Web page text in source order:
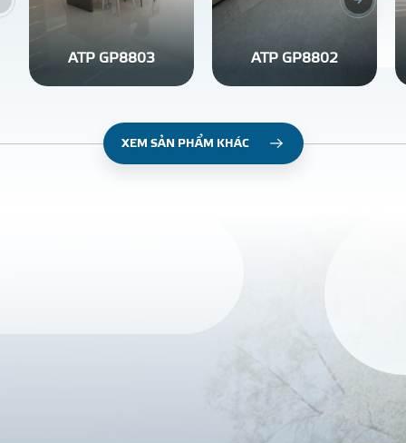
ATP GP8803 ATP GP8802
XEM SẢN PHẨM KHÁC